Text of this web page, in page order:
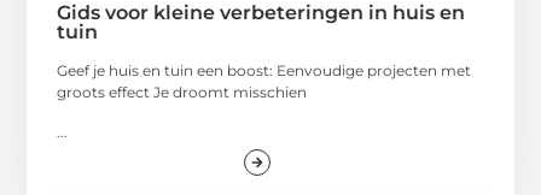
Gids voor kleine verbeteringen in huis en
tuin
Geef je huis en tuin een boost: Eenvoudige projecten met
groots effect Je droomt misschien